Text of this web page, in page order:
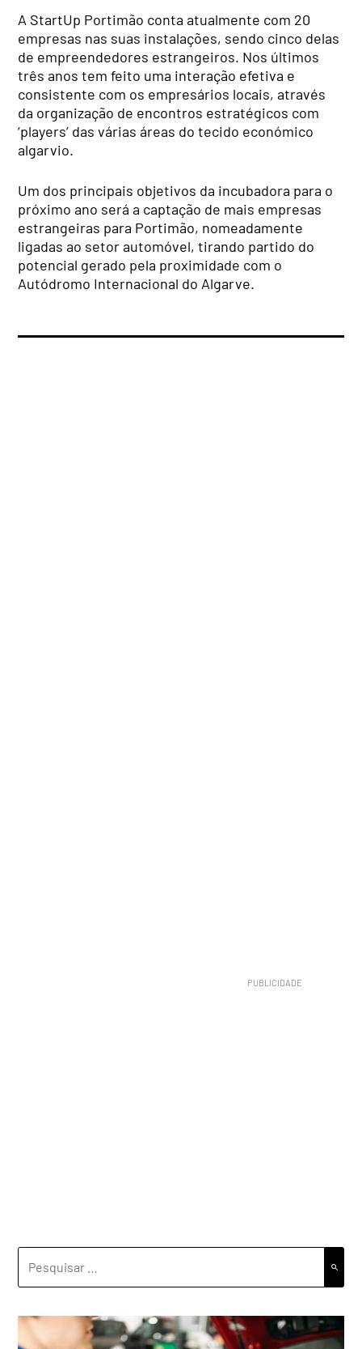
A StartUp Portimão conta atualmente com 20
empresas nas suas instalações, sendo cinco delas
de empreendedores estrangeiros. Nos últimos
três anos tem feito uma interação efetiva e
consistente com os empresários locais, através
da organização de encontros estratégicos com
‘players’ das várias áreas do tecido económico
algarvio.
Um dos principais objetivos da incubadora para o
próximo ano será a captação de mais empresas
estrangeiras para Portimão, nomeadamente
ligadas ao setor automóvel, tirando partido do
potencial gerado pela proximidade com o
Autódromo Internacional do Algarve.
POR: